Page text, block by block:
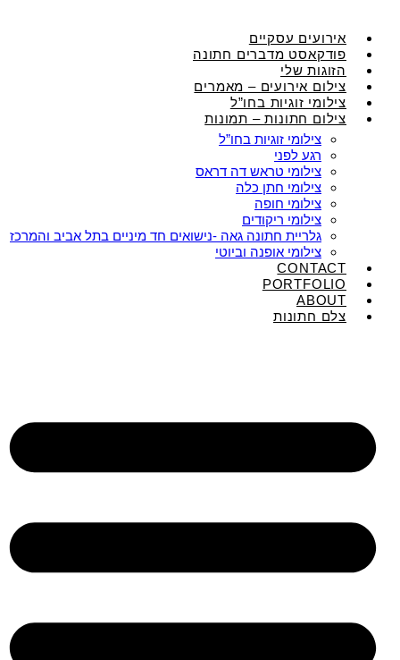
אירועים עסקיים
פודקאסט מדברים חתונה
הזוגות שלי
צילום אירועים – מאמרים
צילומי זוגיות בחו”ל
צילום חתונות – תמונות
צילומי זוגיות בחו”ל
רגע לפני
צילומי טראש דה דראס
צילומי חתן כלה
צילומי חופה
צילומי ריקודים
גלריית חתונה גאה -נישואים חד מיניים בתל אביב והמרכז
צילומי אופנה וביוטי
CONTACT
PORTFOLIO
ABOUT
צלם חתונות